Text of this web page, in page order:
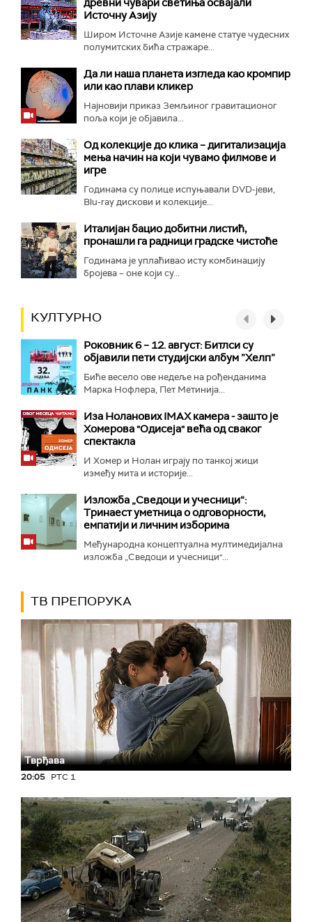
Источну Азију
Широм Источне Азије камене статуе чудесних
полумитских бића стражаре...
Да ли наша планета изгледа као кромпир
или као плави кликер
Најновији приказ Земљиног гравитационог
поља који је објавила...
Од колекције до клика – дигитализација
мења начин на који чувамо филмове и
игре
Годинама су полице испуњавали DVD-јеви,
Blu-ray дискови и колекције...
Италијан бацио добитни листић,
пронашли га радници градске чистоће
Годинама је уплаћивао исту комбинацију
бројева – оне који су...
КУЛТУРНО
Роковник 6 – 12. август: Битлси су
објавили пети студијски албум ”Хелп”
Биће весело ове недеље на рођенданима
Марка Нофлера, Пет Метинија...
Иза Ноланових IMAX камера - зашто је
Хомерова "Одисеја" већа од сваког
спектакла
И Хомер и Нолан играју по танкој жици
између мита и историје...
Изложба „Сведоци и учесници“:
Тринаест уметница о одговорности,
емпатији и личним изборима
Међународна концептуална мултимедијална
изложба „Сведоци и учесници"...
ТВ ПРЕПОРУКА
Тврђава
20:05 РТС 1